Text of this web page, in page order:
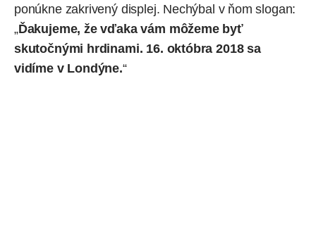
ponúkne zakrivený displej. Nechýbal v ňom slogan:
„Ďakujeme, že vďaka vám môžeme byť
skutočnými hrdinami. 16. októbra 2018 sa
vidíme v Londýne.“